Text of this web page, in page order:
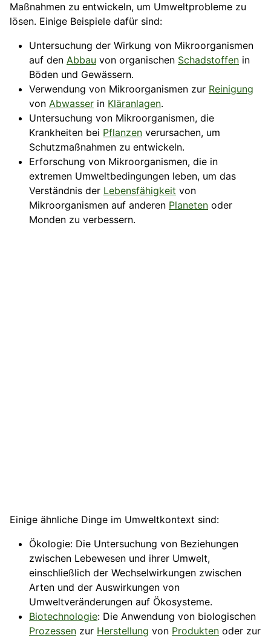
Maßnahmen zu entwickeln, um Umweltprobleme zu
lösen. Einige Beispiele dafür sind:
Untersuchung der Wirkung von Mikroorganismen
auf den Abbau von organischen Schadstoffen in
Böden und Gewässern.
Verwendung von Mikroorganismen zur Reinigung
von Abwasser in Kläranlagen.
Untersuchung von Mikroorganismen, die
Krankheiten bei Pflanzen verursachen, um
Schutzmaßnahmen zu entwickeln.
Erforschung von Mikroorganismen, die in
extremen Umweltbedingungen leben, um das
Verständnis der Lebensfähigkeit von
Mikroorganismen auf anderen Planeten oder
Monden zu verbessern.
Einige ähnliche Dinge im Umweltkontext sind:
Ökologie: Die Untersuchung von Beziehungen
zwischen Lebewesen und ihrer Umwelt,
einschließlich der Wechselwirkungen zwischen
Arten und der Auswirkungen von
Umweltveränderungen auf Ökosysteme.
Biotechnologie: Die Anwendung von biologischen
Prozessen zur Herstellung von Produkten oder zur